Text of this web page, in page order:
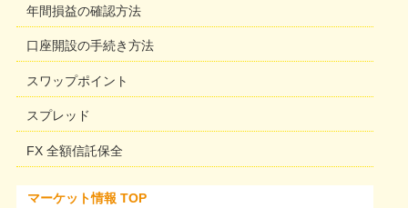
年間損益の確認方法
口座開設の手続き方法
スワップポイント
スプレッド
FX 全額信託保全
マーケット情報 TOP